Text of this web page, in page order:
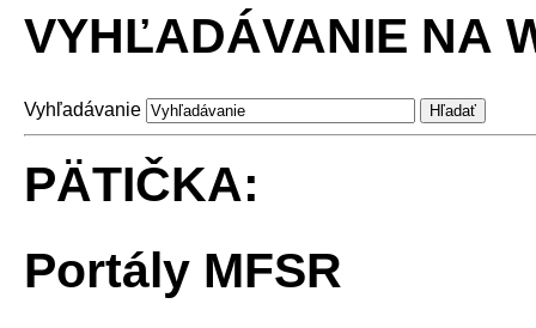
VYHĽADÁVANIE NA
Vyhľadávanie
PÄTIČKA:
Portály MFSR